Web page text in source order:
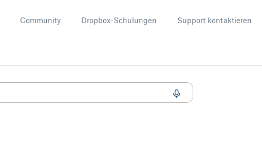
Community Dropbox-Schulungen Support kontaktieren